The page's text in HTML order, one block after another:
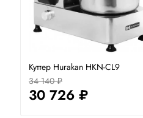
Куттер Hurakan HKN-CL9
34 140 ₽
30 726 ₽